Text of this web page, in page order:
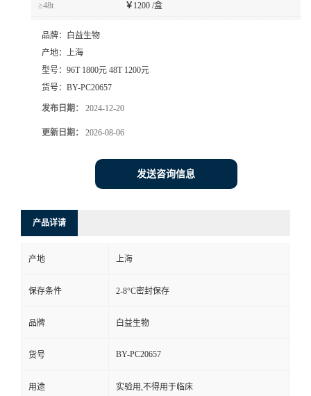
≥48t ￥ 1200 /盒
品牌：
白益生物
产地： 上海
型号： 96T 1800元 48T 1200元
货号： BY-PC20657
发布日期： 2024-12-20
更新日期： 2026-08-06
发送咨询信息
产品详请
产地 上海
保存条件 2-8°C密封保存
品牌 白益生物
货号 BY-PC20657
用途 实验用,不得用于临床